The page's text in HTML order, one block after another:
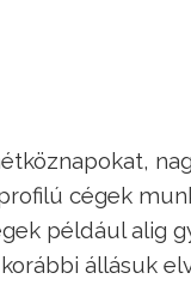
cégek
például alig
állásuk